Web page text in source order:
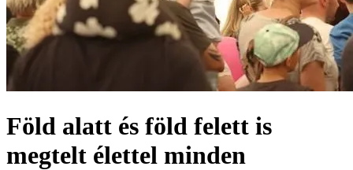
Föld alatt és föld felett is
megtelt élettel minden